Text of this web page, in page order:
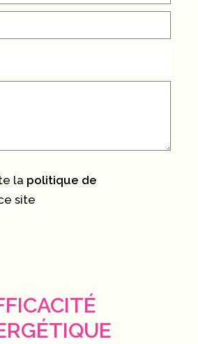
la politique de
site